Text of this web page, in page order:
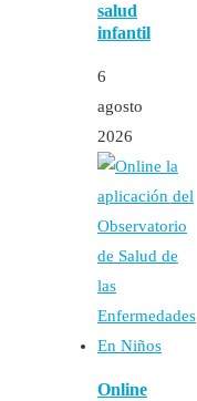
salud
infantil
6
agosto
2026
Online